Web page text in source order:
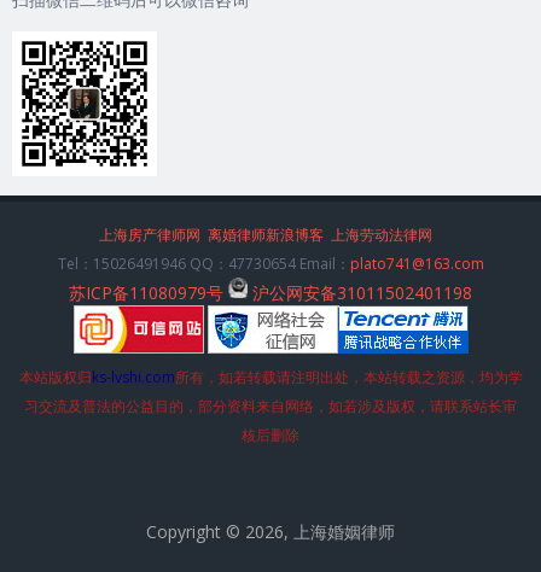
上海房产律师网 离婚律师新浪博客 上海劳动法律网
Tel：15026491946 QQ：47730654 Email： plato741@163.com
苏ICP备11080979号 沪公网安备31011502401198
本站版权归ks-lvshi.com所有，如若转载请注明出处，本站转载之资源，均为学
习交流及普法的公益目的，部分资料来自网络，如若涉及版权，请联系站长审
核后删除
Copyright © 2026, 上海婚姻律师